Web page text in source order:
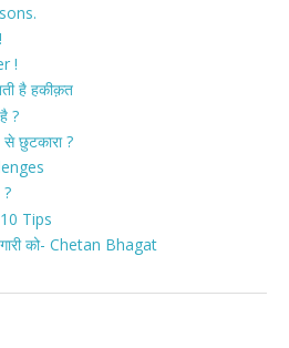
!
है हकीक़त
?
छुटकारा ?
Tips
को- Chetan Bhagat